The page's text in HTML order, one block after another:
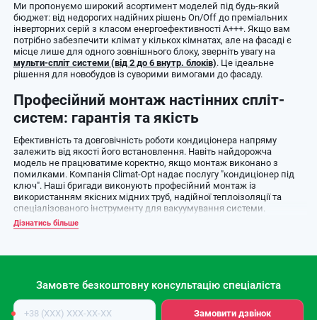
Ми пропонуємо широкий асортимент моделей під будь-який
бюджет: від недорогих надійних рішень On/Off до преміальних
інверторних серій з класом енергоефективності А+++. Якщо вам
потрібно забезпечити клімат у кількох кімнатах, але на фасаді є
місце лише для одного зовнішнього блоку, зверніть увагу на
мульти-спліт системи (від 2 до 6 внутр. блоків). Це ідеальне
рішення для новобудов із суворими вимогами до фасаду.
Професійний монтаж настінних спліт-
систем: гарантія та якість
Ефективність та довговічність роботи кондиціонера напряму
залежить від якості його встановлення. Навіть найдорожча
модель не працюватиме коректно, якщо монтаж виконано з
помилками. Компанія Climat-Opt надає послугу "кондиціонер під
ключ". Наші бригади виконують професійний монтаж із
використанням якісних мідних труб, надійної теплоізоляції та
спеціалізованого інструменту для вакуумування системи.
Для великих комерційних приміщень, магазинів чи ресторанів, де
розглянутинапівпромислові кондиціонери(касетні, канальні або
Інверторні чи звичайні кондиціонери: що
Дізнатись більше
Замовте безкоштовну консультацію спеціаліста
Номер
телефону
Замовити дзвінок